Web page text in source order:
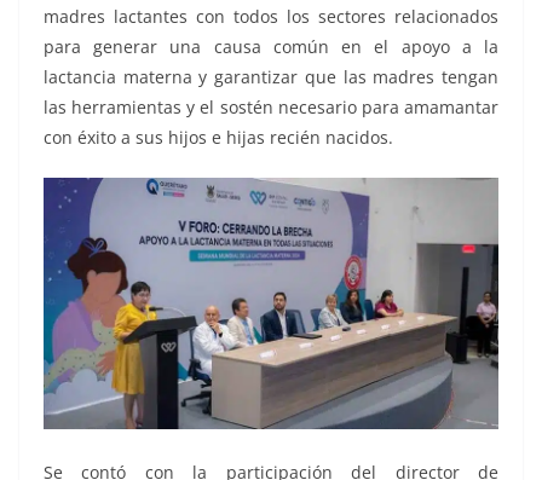
madres lactantes con todos los sectores relacionados
para generar una causa común en el apoyo a la
lactancia materna y garantizar que las madres tengan
las herramientas y el sostén necesario para amamantar
con éxito a sus hijos e hijas recién nacidos.
Se contó con la participación del director de